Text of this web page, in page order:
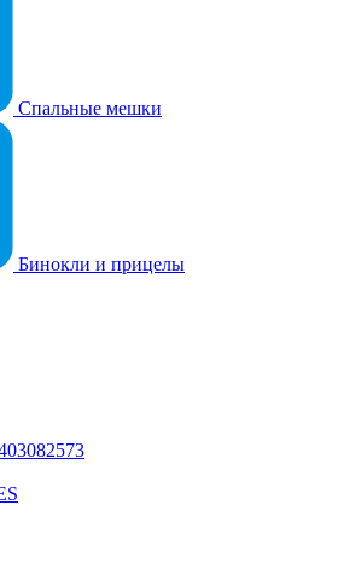
Спальные мешки
Бинокли и прицелы